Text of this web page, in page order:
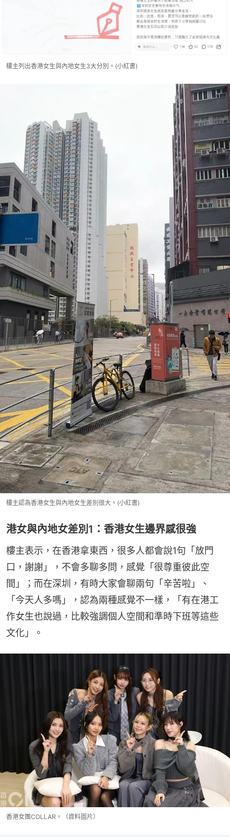
樓主列出香港女生與內地女生3大分別。(小紅書)
樓主認為香港女生與內地女生差別很大。(小紅書)
港女與內地女差別1：香港女生邊界感很強
樓主表示，在香港拿東西，很多人都會說1句「放門
口，謝謝」，不會多聊多問，感覺「很尊重彼此空
間」；而在深圳，有時大家會聊兩句「辛苦啦」、
「今天人多嗎」，認為兩種感覺不一樣，「有在港工
作女生也說過，比較強調個人空間和準時下班等這些
文化」。
香港女團COLLAR。（資料圖片）